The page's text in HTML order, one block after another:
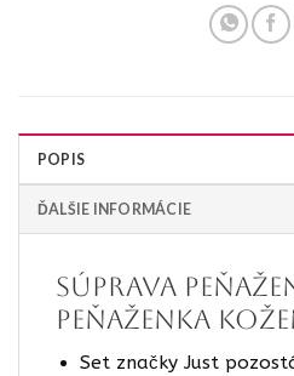
POPIS
ĎALŠIE INFORMÁCIE
Súprava
peňaženka
Set značky Just